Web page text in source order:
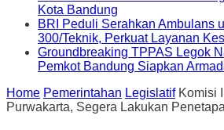
Kota Bandung
BRI Peduli Serahkan Ambulans
300/Teknik, Perkuat Layanan
Groundbreaking TPPAS Legok
Pemkot Bandung Siapkan
Home Pemerintahan Legislatif Komisi
Purwakarta, Segera Lakukan